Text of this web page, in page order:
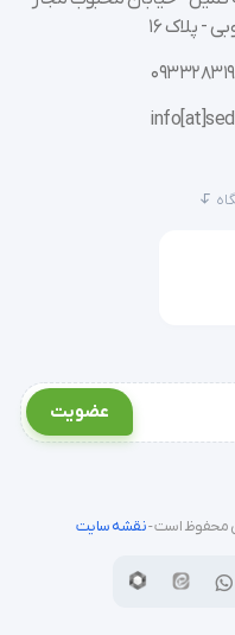
- پلاک 16
عضویت
محفوظ است -نقشه سایت